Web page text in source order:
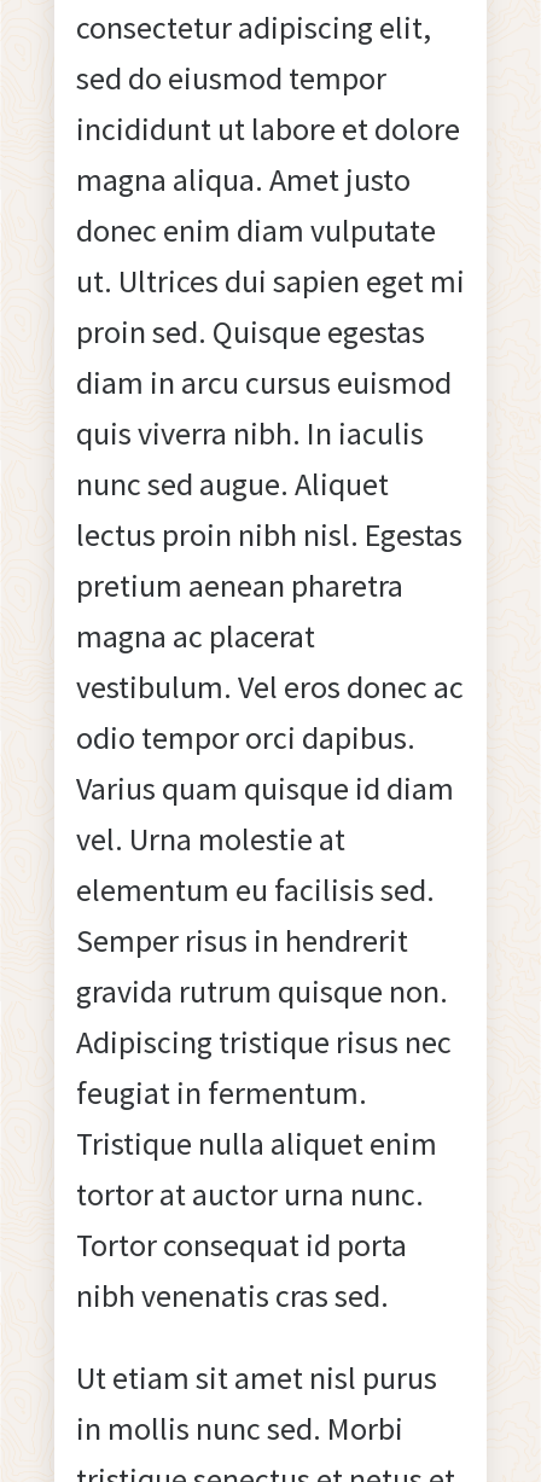
consectetur adipiscing elit,
sed do eiusmod tempor
incididunt ut labore et dolore
magna aliqua. Amet justo
donec enim diam vulputate
ut. Ultrices dui sapien eget mi
proin sed. Quisque egestas
diam in arcu cursus euismod
quis viverra nibh. In iaculis
nunc sed augue. Aliquet
lectus proin nibh nisl. Egestas
pretium aenean pharetra
magna ac placerat
vestibulum. Vel eros donec ac
odio tempor orci dapibus.
Varius quam quisque id diam
vel. Urna molestie at
elementum eu facilisis sed.
Semper risus in hendrerit
gravida rutrum quisque non.
Adipiscing tristique risus nec
feugiat in fermentum.
Tristique nulla aliquet enim
tortor at auctor urna nunc.
Tortor consequat id porta
nibh venenatis cras sed.
Ut etiam sit amet nisl purus
in mollis nunc sed. Morbi